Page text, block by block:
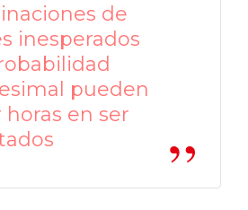
de
inesperados
pueden
en ser